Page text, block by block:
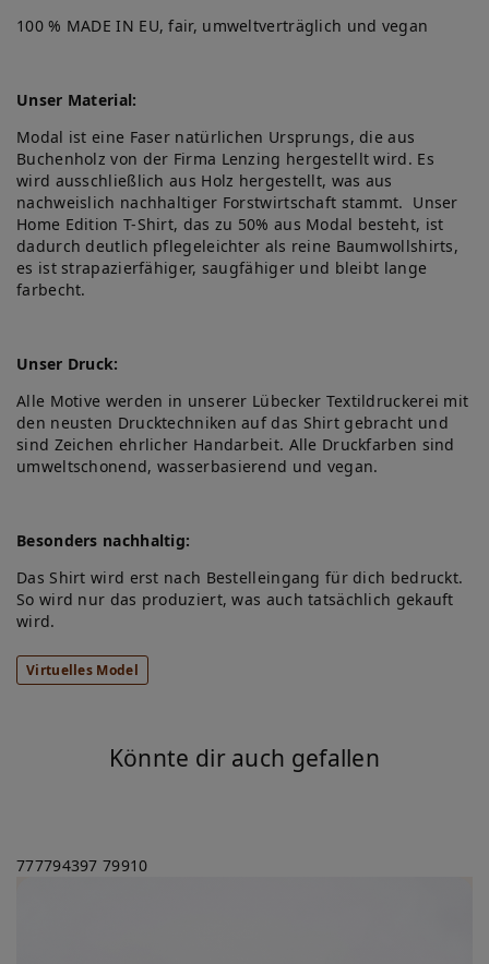
100 % MADE IN EU, fair, umweltverträglich und vegan
Unser Material:
Modal ist eine Faser natürlichen Ursprungs, die aus
Buchenholz von der Firma Lenzing hergestellt wird. Es
wird ausschließlich aus Holz hergestellt, was aus
nachweislich nachhaltiger Forstwirtschaft stammt. Unser
Home Edition T-Shirt, das zu 50% aus Modal besteht, ist
dadurch deutlich pflegeleichter als reine Baumwollshirts,
es ist strapazierfähiger, saugfähiger und bleibt lange
farbecht.
Unser Druck:
Alle Motive werden in unserer Lübecker Textildruckerei mit
den neusten Drucktechniken auf das Shirt gebracht und
sind Zeichen ehrlicher Handarbeit. Alle Druckfarben sind
umweltschonend, wasserbasierend und vegan.
Besonders nachhaltig:
Das Shirt wird erst nach Bestelleingang für dich bedruckt.
So wird nur das produziert, was auch tatsächlich gekauft
wird.
Virtuelles Model
Könnte dir auch gefallen
777794397 79910